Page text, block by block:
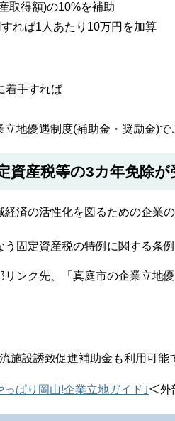
取得額)の10%を補助
れば1人あたり10万円を加算
着手すれば
地優遇制度(補助金・奨励金)で
産税等の3カ年免除が
済の活性化を図るための企業
固定資産税の特例に関する条
ンク先、「真庭市の企業立地
設誘致促進補助金も利用可能
っぱり岡山!企業立地ガイド｣＜外